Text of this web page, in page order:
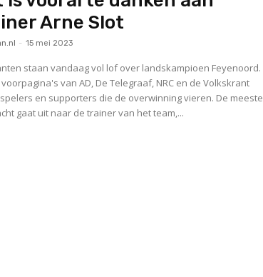
Arne Slot
- 15 mei 2023
staan vandaag vol lof over landskampioen Feyenoord.
van AD, De Telegraaf, NRC en de Volkskrant
en supporters die de overwinning vieren. De meeste
gaat uit naar de trainer van het team,...